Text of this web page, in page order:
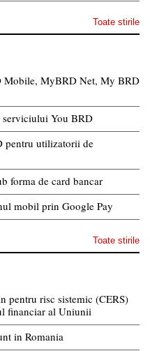
Toate stirile
Mobile, MyBRD Net, My BRD
serviciului You BRD
pentru utilizatorii de
forma de card bancar
mobil prin Google Pay
Toate stirile
pentru risc sistemic (CERS)
financiar al Uniunii
in Romania